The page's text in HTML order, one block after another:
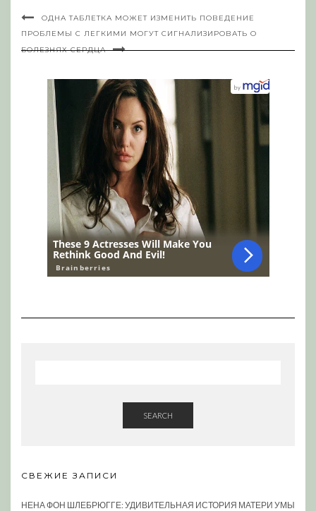
ОДНА ТАБЛЕТКА МОЖЕТ ИЗМЕНИТЬ ПОВЕДЕНИЕ
ПРОБЛЕМЫ С ЛЕГКИМИ МОГУТ СИГНАЛИЗИРОВАТЬ О
БОЛЕЗНЯХ СЕРДЦА
SEARCH
СВЕЖИЕ ЗАПИСИ
НЕНА ФОН ШЛЕБРЮГГЕ: УДИВИТЕЛЬНАЯ ИСТОРИЯ МАТЕРИ УМЫ